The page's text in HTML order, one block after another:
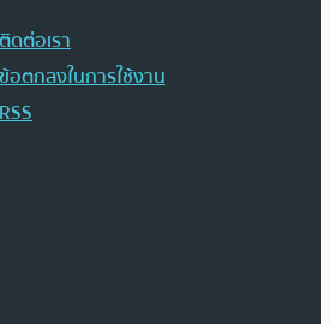
ติดต่อเรา
ข้อตกลงในการใช้งาน
RSS